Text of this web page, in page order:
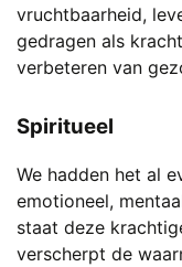
vruchtbaarheid,
gedragen als
verbeteren van
Spiritueel
We hadden het al
emotioneel,
staat deze
verscherpt de